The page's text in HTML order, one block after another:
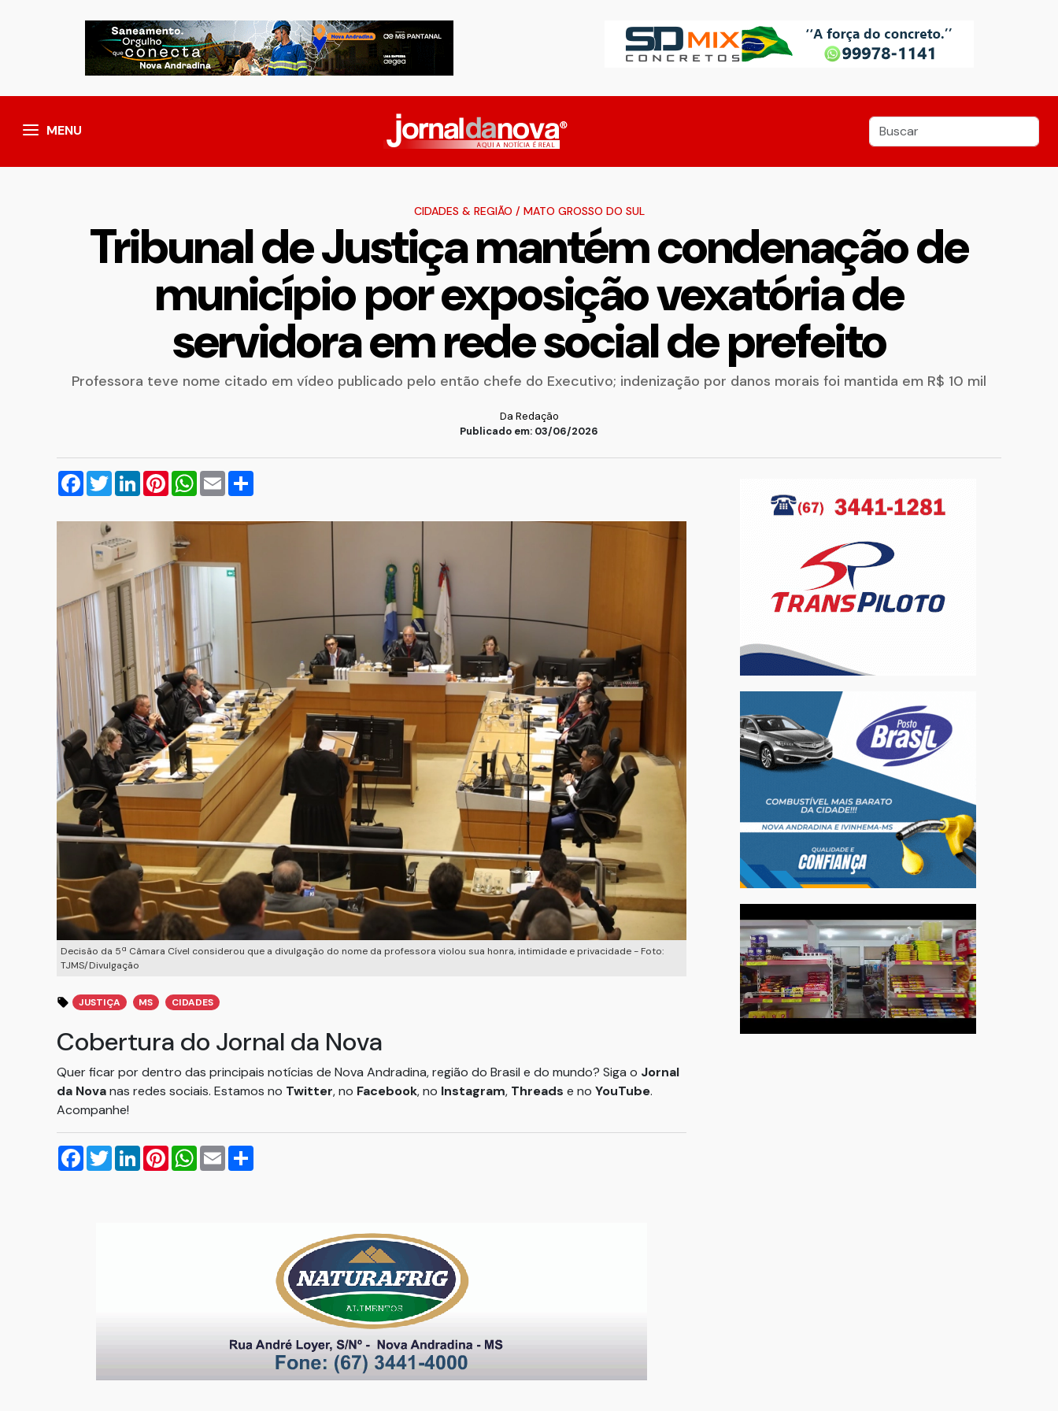
MENU
CIDADES & REGIÃO / MATO GROSSO DO SUL
Tribunal de Justiça mantém condenação de
município por exposição vexatória de
servidora em rede social de prefeito
Professora teve nome citado em vídeo publicado pelo então chefe do Executivo; indenização por danos morais foi mantida em R$ 10 mil
Da Redação
Publicado em: 03/06/2026
Facebook
TwitterLinkedInPinterestWhatsApp
Email
Decisão da 5ª Câmara Cível considerou que a divulgação do nome da professora violou sua honra, intimidade e privacidade - Foto:
TJMS/Divulgação
JUSTIÇA MS CIDADES
Cobertura do Jornal da Nova
Quer ficar por dentro das principais notícias de Nova Andradina, região do Brasil e do mundo? Siga o Jornal
da Novanas redes sociais. Estamos no Twitter, no Facebook, no Instagram, Threads e no YouTube.
Acompanhe!
Facebook
TwitterLinkedInPinterestWhatsApp
Email